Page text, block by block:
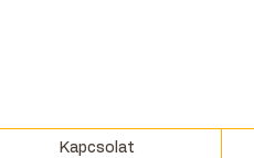
Kapcsolat